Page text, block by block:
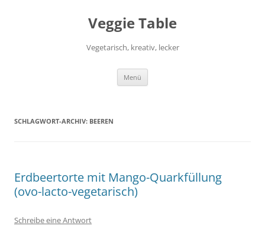
Veggie Table
Vegetarisch, kreativ, lecker
Menü
SCHLAGWORT-ARCHIV: BEEREN
Erdbeertorte mit Mango-Quarkfüllung
(ovo-lacto-vegetarisch)
Schreibe eine Antwort